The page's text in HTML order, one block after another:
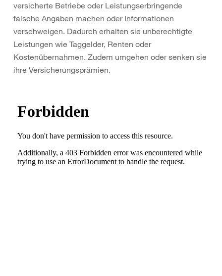
versicherte Betriebe oder Leistungserbringende
falsche Angaben machen oder Informationen
verschweigen. Dadurch erhalten sie unberechtigte
Leistungen wie Taggelder, Renten oder
Kostenübernahmen. Zudem umgehen oder senken sie
ihre Versicherungsprämien.